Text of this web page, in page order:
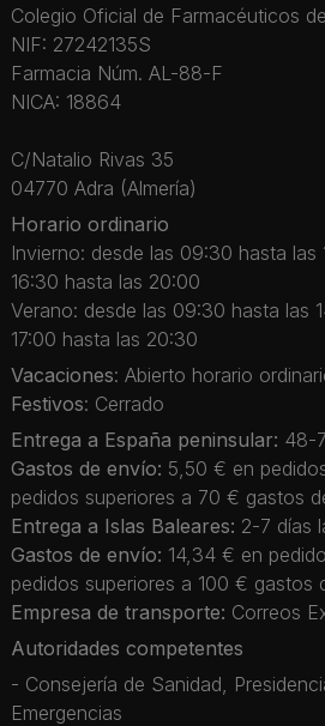
Colegio Oficial de Farmacéuticos
NIF: 27242135S
Farmacia Núm. AL-88-F
NICA: 18864
C/Natalio Rivas 35
04770 Adra (Almería)
Horario ordinario
Invierno: desde las 09:30 hasta las
16:30 hasta las 20:00
Verano: desde las 09:30 hasta las
17:00 hasta las 20:30
Vacaciones: Abierto horario
Festivos: Cerrado
Entrega a España peninsular: 48-
Gastos de envío: 5,50 € en
pedidos superiores a 70 € gastos
Entrega a Islas Baleares: 2-7 días
Gastos de envío: 14,34 € en
pedidos superiores a 100 € gastos
Empresa de transporte: Correos
Autoridades competentes
- Consejería de Sanidad,
Emergencias